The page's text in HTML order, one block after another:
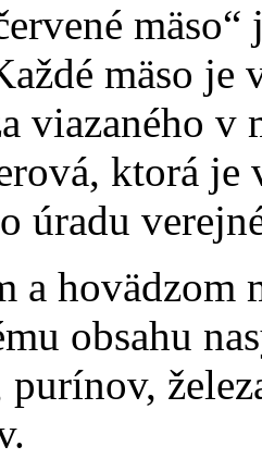
mäso je
viazaného
ktorá
úradu
a hovädzom
obsahu
purínov,